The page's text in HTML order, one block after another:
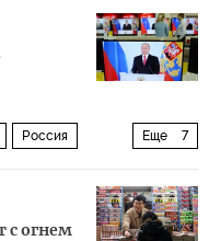
Еще 7
Россия
с огнем